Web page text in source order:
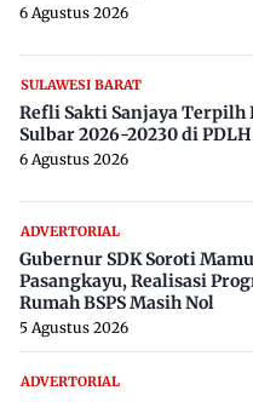
6 Agustus 2026
SULAWESI BARAT
Refli Sakti Sanjaya Terpilh
Sulbar 2026-20230 di
6 Agustus 2026
ADVERTORIAL
Gubernur SDK Soroti
Pasangkayu, Realisasi
Rumah BSPS Masih Nol
5 Agustus 2026
ADVERTORIAL